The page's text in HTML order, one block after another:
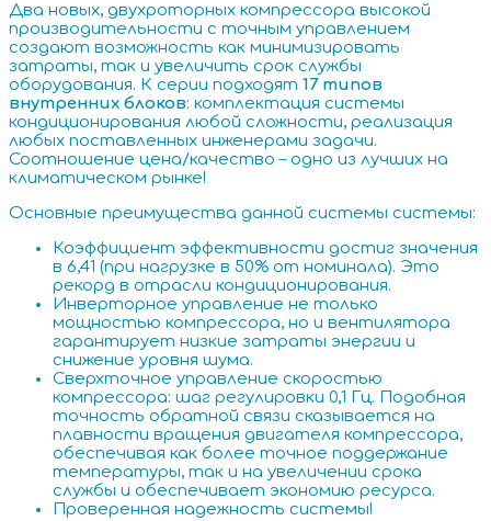
Два новых, двухроторных компрессора высокой
производительности с точным управлением
создают возможность как минимизировать
затраты, так и увеличить срок службы
оборудования. К серии подходят 17 типов
внутренних блоков: комплектация системы
кондиционирования любой сложности, реализация
любых поставленных инженерами задачи.
Соотношение цена/качество – одно из лучших на
климатическом рынке!
Основные преимущества данной системы системы:
Коэффициент эффективности достиг значения
в 6,41 (при нагрузке в 50% от номинала). Это
рекорд в отрасли кондиционирования.
Инверторное управление не только
мощностью компрессора, но и вентилятора
гарантирует низкие затраты энергии и
снижение уровня шума.
Сверхточное управление скоростью
компрессора: шаг регулировки 0,1 Гц. Подобная
точность обратной связи сказывается на
плавности вращения двигателя компрессора,
обеспечивая как более точное поддержание
температуры, так и на увеличении срока
службы и обеспечивает экономию ресурса.
Проверенная надежность системы!